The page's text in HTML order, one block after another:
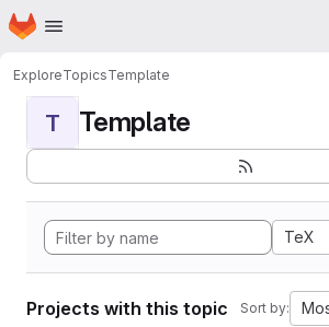
Skip to main content
Homepage
ExploreTopicsTemplate
T Template
TeX
Projects with this topic Sort by: